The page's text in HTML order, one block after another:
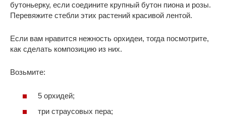
бутоньерку, если соедините крупный бутон пиона и розы.
Перевяжите стебли этих растений красивой лентой.
Если вам нравится нежность орхидеи, тогда посмотрите,
как сделать композицию из них.
Возьмите:
5 орхидей;
три страусовых пера;